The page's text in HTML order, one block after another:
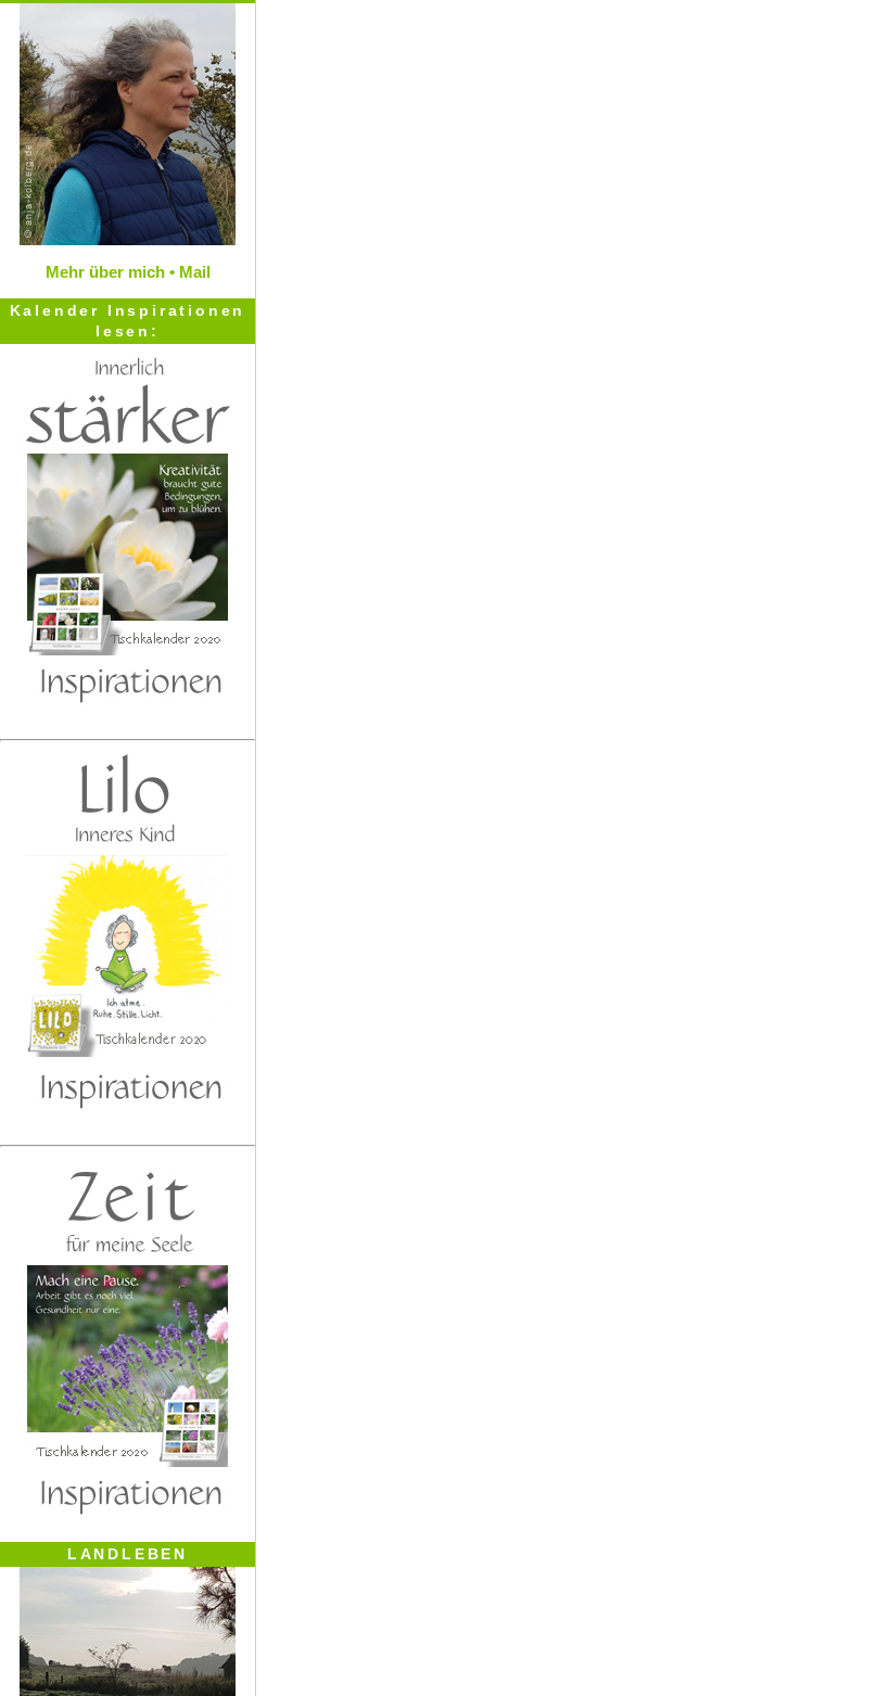
Mehr über mich • Mail
Kalender Inspirationen
lesen:
LANDLEBEN